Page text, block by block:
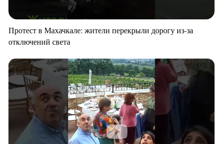
Протест в Махачкале: жители перекрыли дорогу из-за
отключений света